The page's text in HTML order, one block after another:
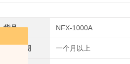
货号 NFX-1000A
供货周期 一个月以上